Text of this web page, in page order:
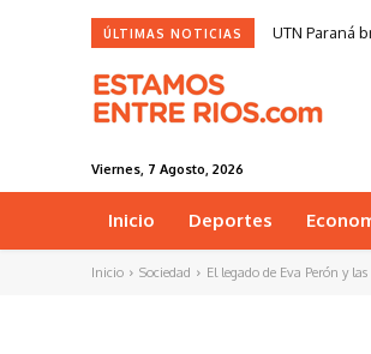
ÚLTIMAS NOTICIAS UTN Paraná
Viernes, 7 Agosto, 2026
Inicio Deportes
Inicio Sociedad El legado de Eva Perón y